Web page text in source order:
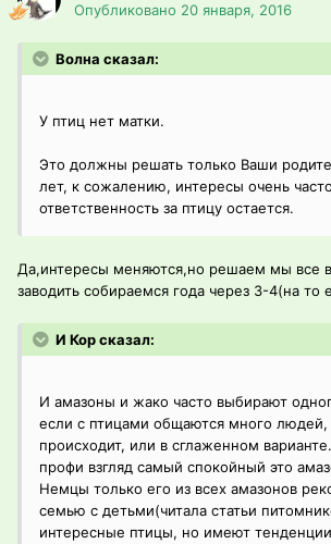
Опубликовано 20 января, 2016
Волна сказал:
У птиц нет матки.
Это должны решать только Ваши
лет, к сожалению, интересы очень
ответственность за птицу остается.
Да,интересы меняются,но решаем мы все
заводить собираемся года через 3-4(на то
И Кор сказал:
И амазоны и жако часто выбирают
если с птицами общаются много людей,
происходит, или в сглаженном
профи взгляд самый спокойный это
Немцы только его из всех амазонов
семью с детьми(читала статьи
интересные птицы, но имеют